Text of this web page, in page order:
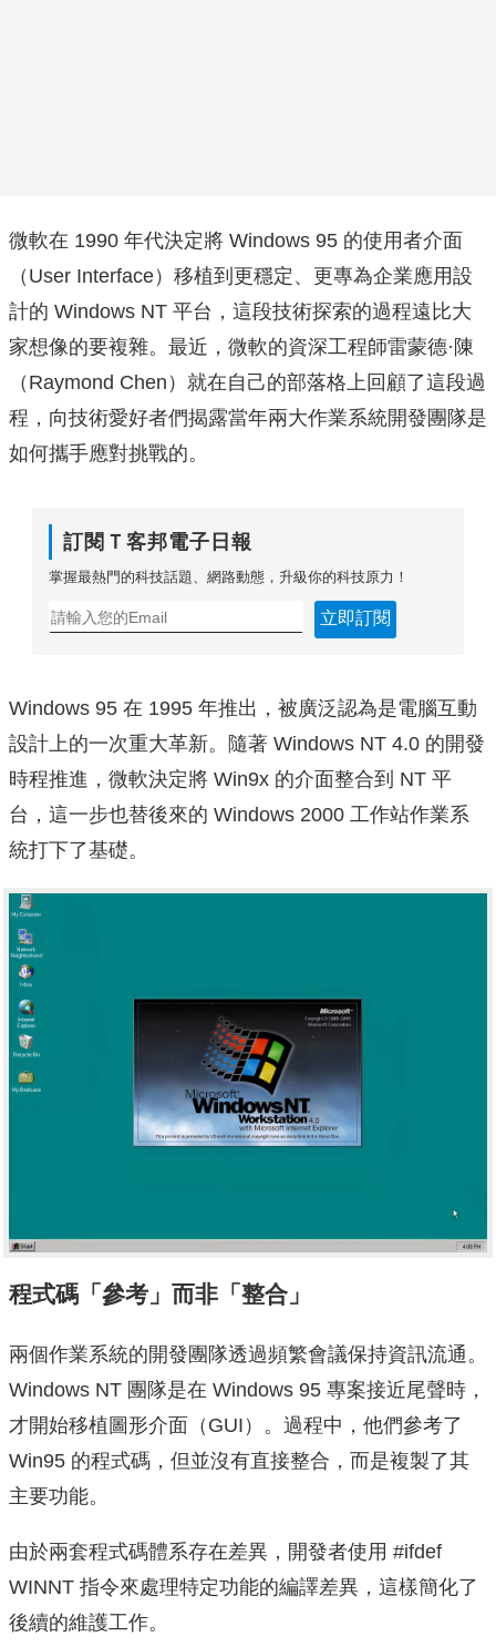
微軟在 1990 年代決定將 Windows 95 的使用者介面
（User Interface）移植到更穩定、更專為企業應用設
計的 Windows NT 平台，這段技術探索的過程遠比大
家想像的要複雜。最近，微軟的資深工程師雷蒙德·陳
（Raymond Chen）就在自己的部落格上回顧了這段過
程，向技術愛好者們揭露當年兩大作業系統開發團隊是
如何攜手應對挑戰的。
訂閱Ｔ客邦電子日報
掌握最熱門的科技話題、網路動態，升級你的科技原力！
立即訂閱
Windows 95 在 1995 年推出，被廣泛認為是電腦互動
設計上的一次重大革新。隨著 Windows NT 4.0 的開發
時程推進，微軟決定將 Win9x 的介面整合到 NT 平
台，這一步也替後來的 Windows 2000 工作站作業系
統打下了基礎。
程式碼「參考」而非「整合」
兩個作業系統的開發團隊透過頻繁會議保持資訊流通。
Windows NT 團隊是在 Windows 95 專案接近尾聲時，
才開始移植圖形介面（GUI）。過程中，他們參考了
Win95 的程式碼，但並沒有直接整合，而是複製了其
主要功能。
由於兩套程式碼體系存在差異，開發者使用 #ifdef
WINNT 指令來處理特定功能的編譯差異，這樣簡化了
後續的維護工作。